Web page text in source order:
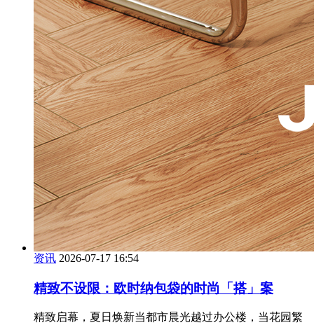
资讯 2026-07-17 16:54
精致不设限：欧时纳包袋的时尚「搭」案
精致启幕，夏日焕新当都市晨光越过办公楼，当花园繁